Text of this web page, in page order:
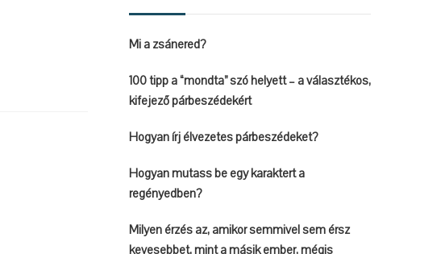
Mi a zsánered?
100 tipp a “mondta” szó helyett – a választékos,
kifejező párbeszédekért
Hogyan írj élvezetes párbeszédeket?
Hogyan mutass be egy karaktert a
regényedben?
Milyen érzés az, amikor semmivel sem érsz
kevesebbet, mint a másik ember, mégis